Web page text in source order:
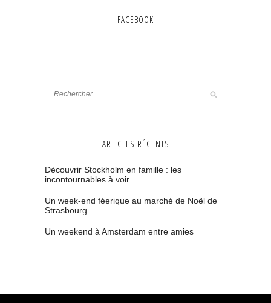
FACEBOOK
ARTICLES RÉCENTS
Découvrir Stockholm en famille : les
incontournables à voir
Un week-end féerique au marché de Noël de
Strasbourg
Un weekend à Amsterdam entre amies